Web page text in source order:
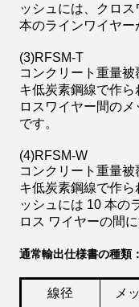
ッシュには、クロ
本のラインワイヤー
(3)RFSM-T
コンクリート重量
キ低炭素鋼線で作
ロスワイヤー間の
です。
(4)RFSM-W
コンクリート重量
キ低炭素鋼線で作
ッシュには 10 本の
ロス ワイヤーの間
通常輸出仕様書の種類：
線径 メ